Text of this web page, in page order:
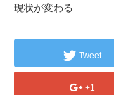
現状が変わる
Tweet
+1